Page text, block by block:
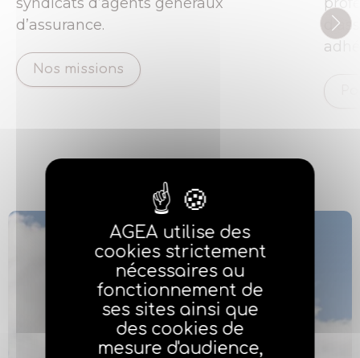
d’assurance.
Nos missions
AGEA utilise des
cookies strictement
nécessaires au
fonctionnement de
ses sites ainsi que
des cookies de
mesure d'audience,